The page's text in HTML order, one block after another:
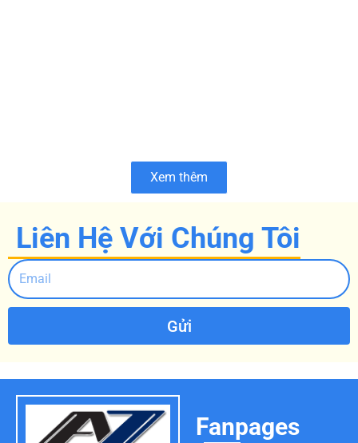
Xem thêm
Liên Hệ Với Chúng Tôi
Gửi
Fanpages